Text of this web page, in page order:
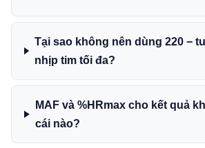
Tại sao không nên dùng 220 −
nhịp tim tối đa?
MAF và %HRmax cho kết quả
cái nào?